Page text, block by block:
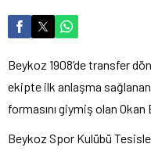
Beykoz 1908’de transfer
ekipte ilk anlaşma
formasını giymiş olan Okan
Beykoz Spor Kulübü